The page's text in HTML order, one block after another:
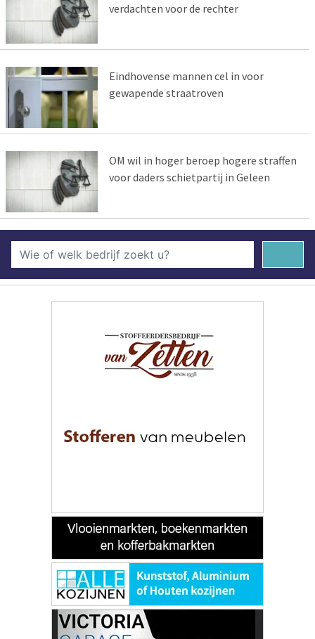
verdachten voor de rechter
Eindhovense mannen cel in voor
gewapende straatroven
OM wil in hoger beroep hogere straffen
voor daders schietpartij in Geleen